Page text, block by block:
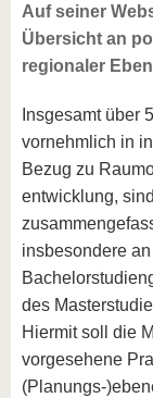
Auf seiner
Übersicht an
regionaler
Insgesamt über
vornehmlich in
Bezug zu
entwicklung,
insbesondere
des
Hiermit soll die
vorgesehene
(Planungs-